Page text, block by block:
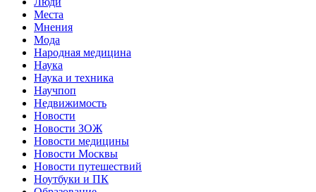
Места
Мнения
Мода
Народная медицина
Наука
Наука и техника
Научпоп
Недвижимость
Новости
Новости ЗОЖ
Новости медицины
Новости Москвы
Новости путешествий
Ноутбуки и ПК